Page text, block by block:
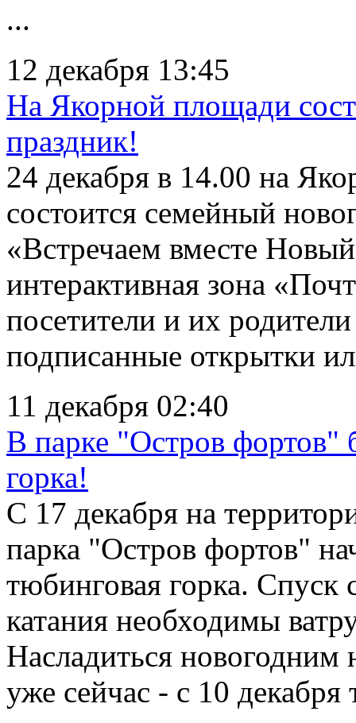
...
12 декабря 13:45
На Якорной площади
праздник!
24 декабря в 14.00 на
состоится семейный
«Встречаем вместе
интерактивная зона
посетители и их
подписанные открытки
11 декабря 02:40
В парке "Остров фортов"
горка!
С 17 декабря на
парка "Остров фортов"
тюбинговая горка.
катания необходимы
Насладиться
уже сейчас - с 10 декабря